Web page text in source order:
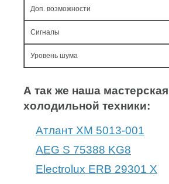
Доп. возможности
Сигналы
Уровень шума
А так же наша
холодильной техники:
Атлант ХМ 5013-001
AEG S 75388 KG8
Electrolux ERB 29301 X